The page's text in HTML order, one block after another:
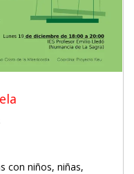
con niños, niñas,